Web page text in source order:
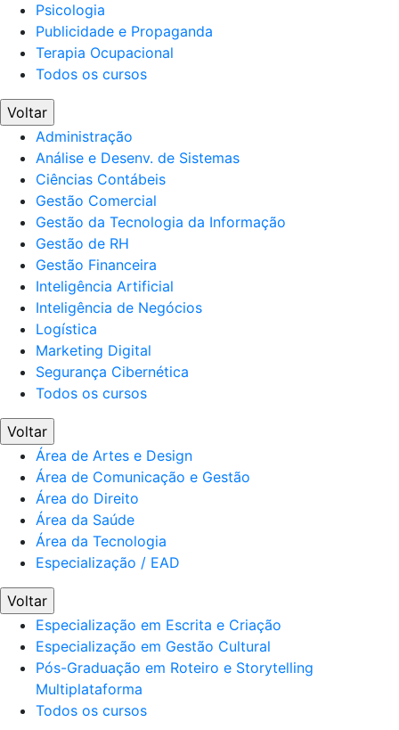
Psicologia
Publicidade e Propaganda
Terapia Ocupacional
Todos os cursos
Voltar
Administração
Análise e Desenv. de Sistemas
Ciências Contábeis
Gestão Comercial
Gestão da Tecnologia da Informação
Gestão de RH
Gestão Financeira
Inteligência Artificial
Inteligência de Negócios
Logística
Marketing Digital
Segurança Cibernética
Todos os cursos
Voltar
Área de Artes e Design
Área de Comunicação e Gestão
Área do Direito
Área da Saúde
Área da Tecnologia
Especialização / EAD
Voltar
Especialização em Escrita e Criação
Especialização em Gestão Cultural
Pós-Graduação em Roteiro e Storytelling
Multiplataforma
Todos os cursos